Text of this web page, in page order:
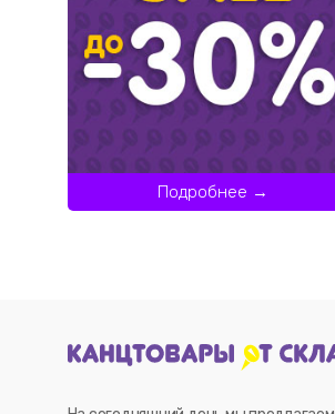
Подробнее →